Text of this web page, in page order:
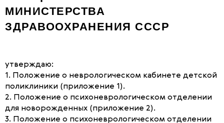
МИНИСТЕРСТВА
ЗДРАВООХРАНЕНИЯ СССР
утверждаю:
1. Положение о неврологическом кабинете детской
поликлиники (приложение 1).
2. Положение о психоневрологическом отделении
для новорожденных (приложение 2).
3. Положение о психоневрологическом отделении